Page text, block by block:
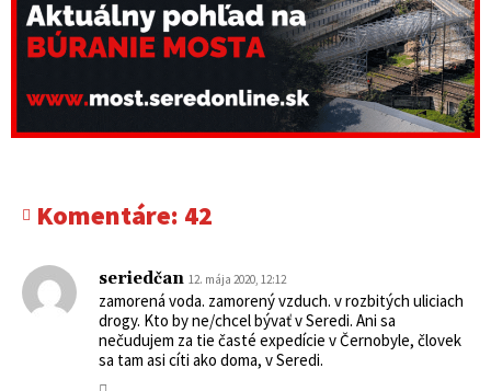
Komentáre: 42
seriedčan 12. mája 2020, 12:12
zamorená voda. zamorený vzduch. v rozbitých uliciach
drogy. Kto by ne/chcel bývať v Seredi. Ani sa
nečudujem za tie časté expedície v Černobyle, človek
sa tam asi cíti ako doma, v Seredi.